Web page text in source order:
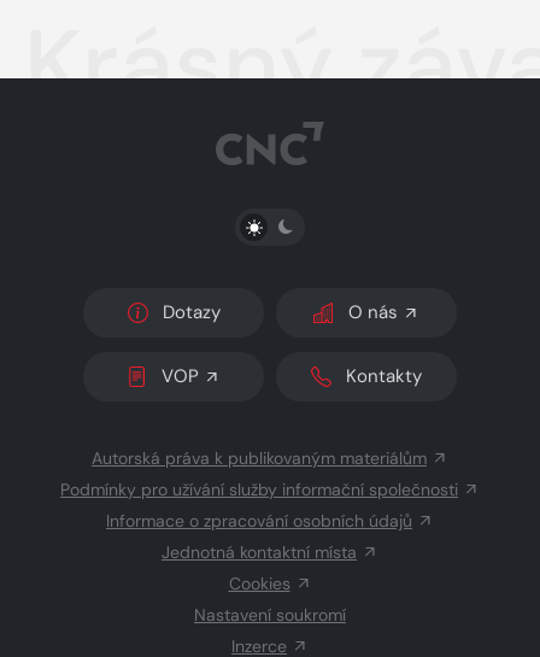
Krásný
PŘEPNOUT SVĚTLÝ/TMAVÝ REŽIM
Dotazy O nás
VOP Kontakty
Autorská práva k publikovaným materiálům
Podmínky pro užívání služby informační společnosti
Informace o zpracování osobních údajů
Jednotná kontaktní místa
Cookies
Nastavení soukromí
Inzerce